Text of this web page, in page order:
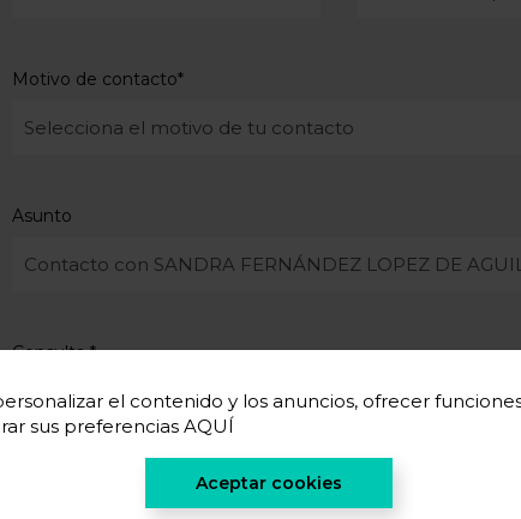
Motivo de contacto*
Asunto
Consulta*
el contenido y los anuncios, ofrecer
sus preferencias AQUÍ
Aceptar cookies